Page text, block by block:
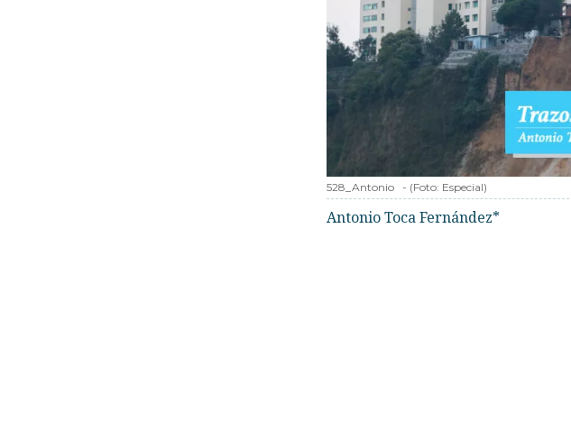
528_Antonio - (Foto: Especial)
Antonio Toca Fernández*